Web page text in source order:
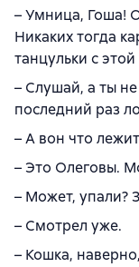
– Умница, Гоша!
Никаких тогда
танцульки с
– Слушай, а ты
последний раз
– А вон что
– Это Олеговы.
– Может, упали?
– Смотрел уже.
– Кошка,